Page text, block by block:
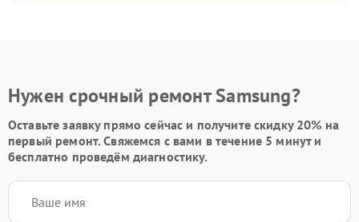
Нужен срочный ремонт Samsung?
Оставьте заявкупрямо сейчас и получите скидку 20% на
первый ремонт. Свяжемся с вами в течение 5 минут и
бесплатно проведём диагностику.